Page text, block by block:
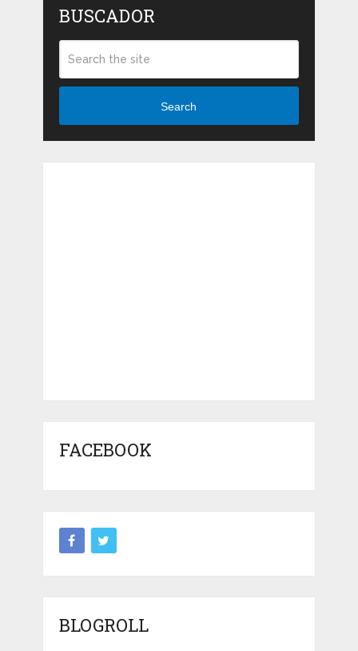
BUSCADOR
Search
FACEBOOK
BLOGROLL